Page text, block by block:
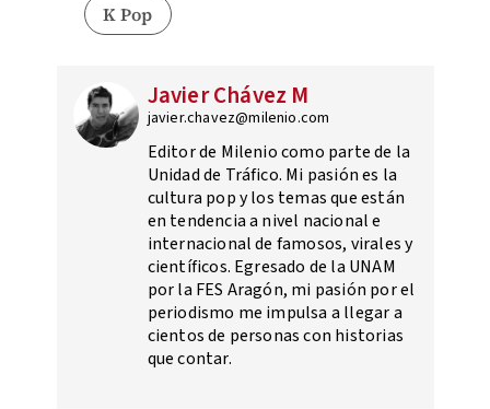
K Pop
Javier Chávez M
javier.chavez@milenio.com
Editor de Milenio como parte de la
Unidad de Tráfico. Mi pasión es la
cultura pop y los temas que están
en tendencia a nivel nacional e
internacional de famosos, virales y
científicos. Egresado de la UNAM
por la FES Aragón, mi pasión por el
periodismo me impulsa a llegar a
cientos de personas con historias
que contar.